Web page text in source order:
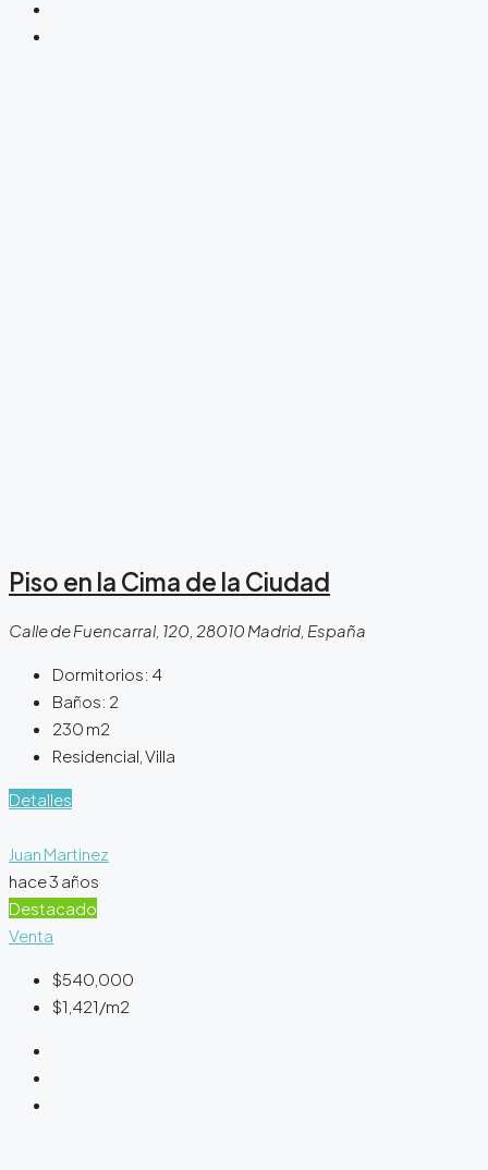
Piso en la Cima de la Ciudad
Calle de Fuencarral, 120, 28010 Madrid, España
Dormitorios: 4
Baños: 2
230 m2
Residencial, Villa
Detalles
Juan Martinez
hace 3 años
Destacado
Venta
$540,000
$1,421/m2